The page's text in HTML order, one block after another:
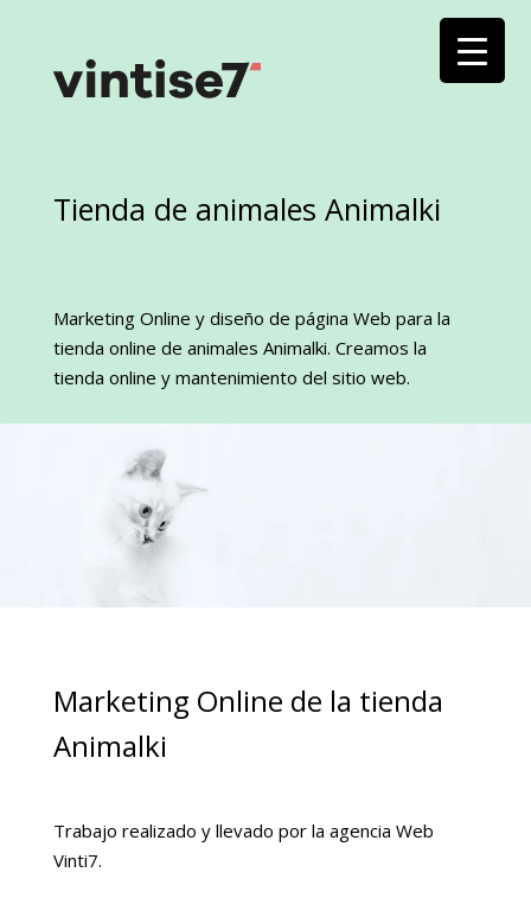
Tienda de animales Animalki
Marketing Online y diseño de página Web para la
tienda online de animales Animalki. Creamos la
tienda online y mantenimiento del sitio web.
Marketing Online de la tienda
Animalki
Trabajo realizado y llevado por la agencia Web
Vinti7.